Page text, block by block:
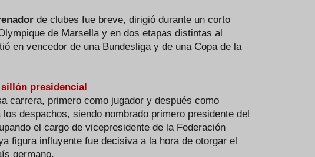
de clubes fue breve, dirigió durante un corto
de Marsella y en dos etapas distintas al
en vencedor de una Bundesliga y de una Copa de la
presidencial
carrera, primero como jugador y después como
despachos, siendo nombrado primero presidente del
el cargo de vicepresidente de la Federación
figura influyente fue decisiva a la hora de otorgar el
germano.